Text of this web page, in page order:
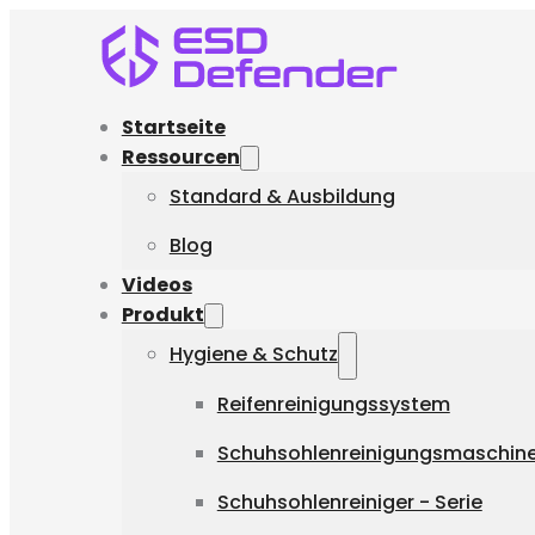
Startseite
Ressourcen
Standard & Ausbildung
Blog
Videos
Produkt
Hygiene & Schutz
Reifenreinigungssystem
Schuhsohlenreiniger - Serie